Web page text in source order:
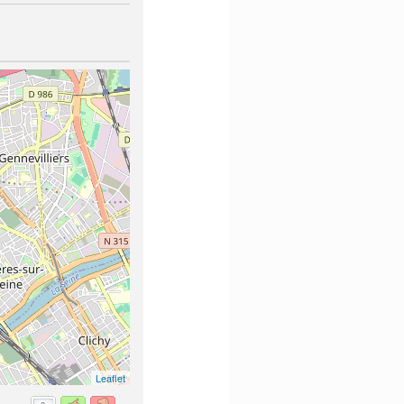
Leaflet